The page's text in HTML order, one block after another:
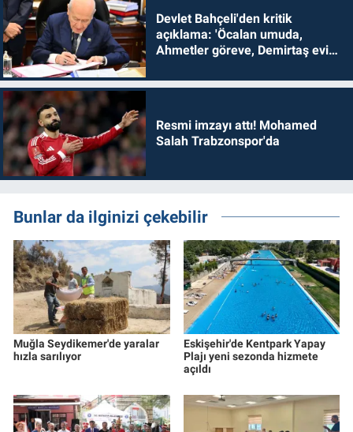
Devlet Bahçeli'den kritik
açıklama: 'Öcalan umuda,
Ahmetler göreve, Demirtaş evine
Resmi imzayı attı! Mohamed
Salah Trabzonspor'da
Bunlar da ilginizi çekebilir
Muğla Seydikemer'de yaralar
hızla sarılıyor
Eskişehir'de Kentpark Yapay
Plajı yeni sezonda hizmete
açıldı